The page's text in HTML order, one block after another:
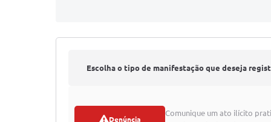
Escolha o tipo de manifestação que deseja
Denúncia
Comunique um ato ilícito